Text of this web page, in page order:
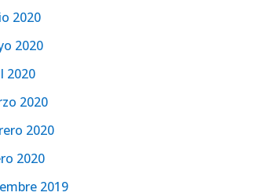
2020
2020
2020
2020
2020
2020
2019